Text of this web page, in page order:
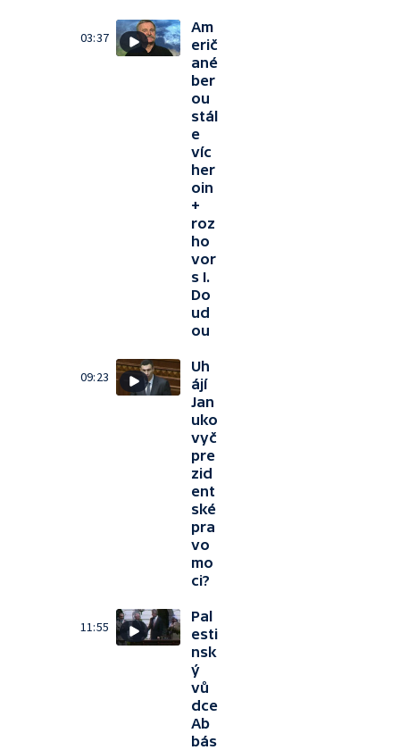
03:37
Am
erič
ané
ber
ou
stál
e
víc
her
oin
+
roz
ho
vor
s I.
Do
ud
ou
09:23
Uh
ájí
Jan
uko
vyč
pre
zid
ent
ské
pra
vo
mo
ci?
11:55
Pal
esti
nsk
ý
vů
dce
Ab
bás